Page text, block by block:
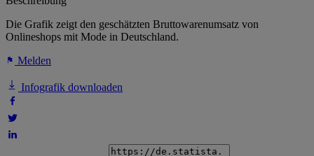
Die Grafik zeigt den geschätzten Bruttowarenumsatz von
Onlineshops mit Mode in Deutschland.
Melden
Infografik downloaden